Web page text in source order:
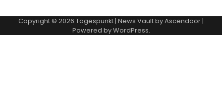
Copyright © 2026 Tagespunkt| News Vault byAscendoor|
Powered byWordPress.